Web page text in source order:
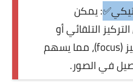
: يمكن
التلقائي أو
التحكم اليدوي في التركيز (focus)، مما يسهم
في الصور.